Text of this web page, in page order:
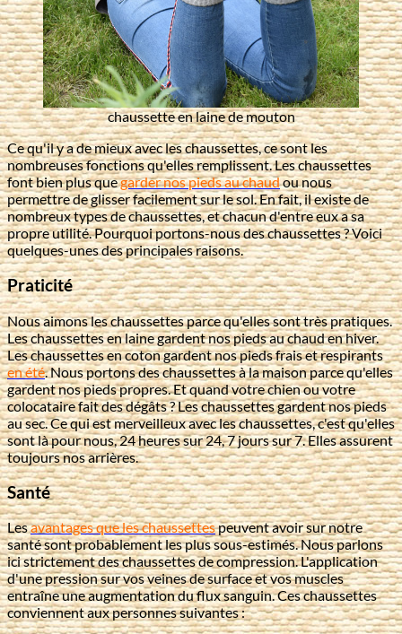
chaussette en laine de mouton
Ce qu'il y a de mieux avec les chaussettes, ce sont les
nombreuses fonctions qu'elles remplissent. Les chaussettes
font bien plus quegarder nos pieds au chaudou nous
permettre de glisser facilement sur le sol. En fait, il existe de
nombreux types de chaussettes, et chacun d'entre eux a sa
propre utilité. Pourquoi portons-nous des chaussettes ? Voici
quelques-unes des principales raisons.
Praticité
Nous aimons les chaussettes parce qu'elles sont très pratiques.
Les chaussettes en laine gardent nos pieds au chaud en hiver.
Les chaussettes en coton gardent nos pieds frais et respirants
en été. Nous portons des chaussettes à la maison parce qu'elles
gardent nos pieds propres. Et quand votre chien ou votre
colocataire fait des dégâts ? Les chaussettes gardent nos pieds
au sec. Ce qui est merveilleux avec les chaussettes, c'est qu'elles
sont là pour nous, 24 heures sur 24, 7 jours sur 7. Elles assurent
toujours nos arrières.
Santé
Lesavantages que les chaussettespeuvent avoir sur notre
santé sont probablement les plus sous-estimés. Nous parlons
ici strictement des chaussettes de compression. L'application
d'une pression sur vos veines de surface et vos muscles
entraîne une augmentation du flux sanguin. Ces chaussettes
conviennent aux personnes suivantes :